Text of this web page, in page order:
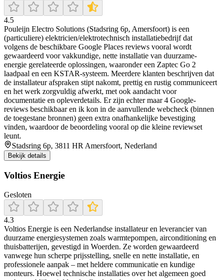
4.5
Pouleijn Electro Solutions (Stadsring 6p, Amersfoort) is een
(particuliere) elektricien/elektrotechnisch installatiebedrijf dat
volgens de beschikbare Google Places reviews vooral wordt
gewaardeerd voor vakkundige, nette installatie van duurzame-
energie gerelateerde oplossingen, waaronder een Zaptec Go 2
laadpaal en een KSTAR-systeem. Meerdere klanten beschrijven dat
de installateur afspraken stipt nakomt, prettig en rustig communiceert
en het werk zorgvuldig afwerkt, met ook aandacht voor
documentatie en opleverdetails. Er zijn echter maar 4 Google-
reviews beschikbaar en ik kon in de aanvullende webcheck (binnen
de toegestane bronnen) geen extra onafhankelijke bevestiging
vinden, waardoor de beoordeling vooral op die kleine reviewset
leunt.
Stadsring 6p, 3811 HR Amersfoort, Nederland
Bekijk details
Voltios Energie
Gesloten
4.3
Voltios Energie is een Nederlandse installateur en leverancier van
duurzame energiesystemen zoals warmtepompen, airconditioning en
thuisbatterijen, gevestigd in Woerden. Ze worden gewaardeerd
vanwege hun scherpe prijsstelling, snelle en nette installatie, en
professionele aanpak – met heldere communicatie en kundige
monteurs. Hoewel technische installaties over het algemeen goed